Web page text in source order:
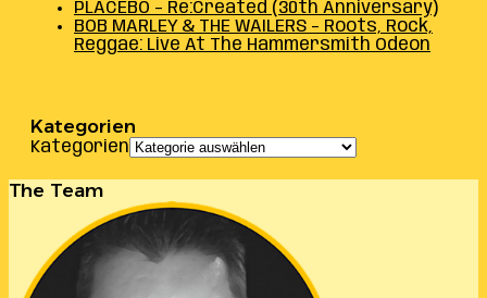
PLACEBO – Re:Created (30th Anniversary)
BOB MARLEY & THE WAILERS – Roots, Rock,
Reggae: Live At The Hammersmith Odeon
Kategorien
Kategorien
The Team